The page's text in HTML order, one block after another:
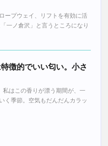
ープウェイ、リフトを有効に活
一ノ倉沢」と言うところになり
徴的でいい匂い。小さ
はこの香りが漂う期間が、一
く季節。空気もだんだんカラッ